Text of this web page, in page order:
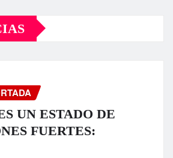
UN ESTADO DE
FUERTES: